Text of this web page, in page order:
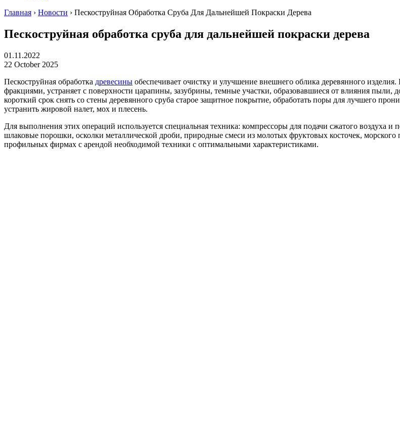
Главная › Новости › Пескоструйная Обработка Сруба Для Дальнейшей Покраски Дерева
Пескоструйная обработка сруба для дальнейшей покраски дерева
01.11.2022
22 October 2025
Пескоструйная обработка древесины обеспечивает очистку и улучшение внешнего облика деревянного
фракциями, устраняет с поверхности царапины, зазубрины, темные участки, образовавшиеся от влияния
короткий срок снять со стены деревянного сруба старое защитное покрытие, обработать поры для лучшего
устранить жировой налет, мох и плесень.
Для выполнения этих операций используется специальная техника: компрессоры для подачи сжатого воздуха
шлаковые порошки, осколки металлической дроби, природные смеси из молотых фруктовых косточек, морского
профильных фирмах с арендой необходимой техники с оптимальными характеристиками.